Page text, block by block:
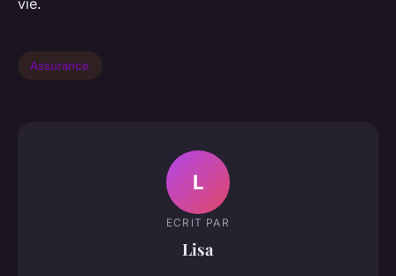
vie.
Assurance
L
ECRIT PAR
Lisa